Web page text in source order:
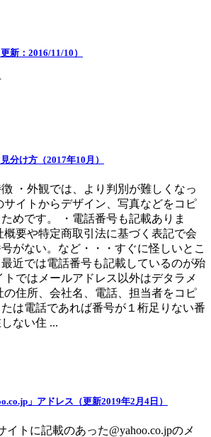
新：2016/11/10）
分け方（2017年10月）
・外観では、より判別が難しくなっ
イトからデザイン、写真などをコピ
めです。 ・電話番号も記載ありま
要や特定商取引法に基づく表記で会
がない。など・・・すぐに怪しいとこ
近では電話番号も記載しているのが殆
トではメールアドレス以外はデタラメ
の住所、会社名、電話、担当者をコピ
は電話であれば番号が１桁足りない番
ない住 ...
」アドレス（更新2019年2月4日）
イトに記載のあった@yahoo.co.jpのメ